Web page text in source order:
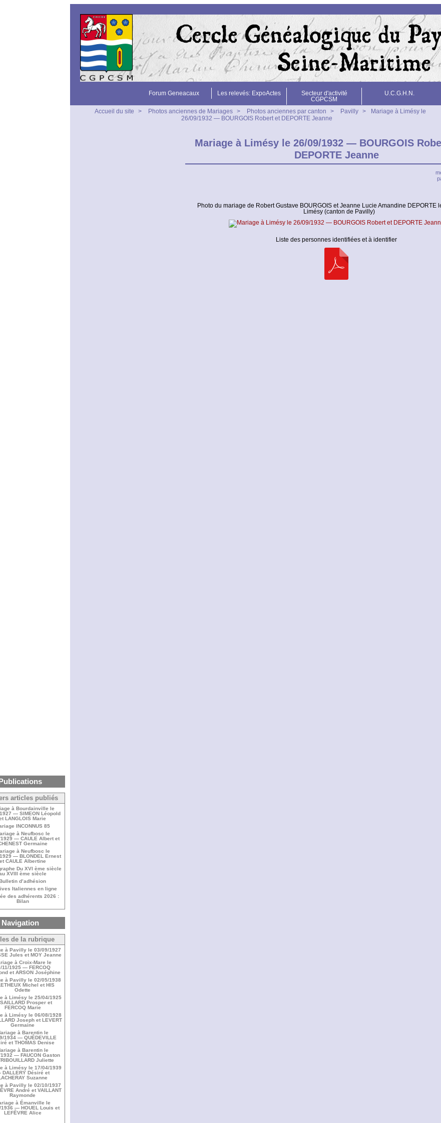
Forum Geneacaux Les relevés: ExpoActes
Secteur d'activité
CGPCSM
U.C.G.H.N.
Accueil du site > Photos anciennes de Mariages > Photos anciennes par canton > Pavilly >
Mariage à Limésy le
26/09/1932 — BOURGOIS Robert et DEPORTE Jeanne
Mariage à Limésy le 26/09/1932 — BOURGOIS
DEPORTE Jeanne
Photo du mariage de Robert Gustave BOURGOIS et Jeanne Lucie Amandine DEPORTE
Limésy (canton de Pavilly)
Liste des personnes identifiées et à identifier
articles publiés
à Bourdainville le
— SIMEON Léopold
LANGLOIS Marie
INCONNUS 85
à Neufbosc le
— CAULE Albert et
Germaine
à Neufbosc le
— BLONDEL Ernest
CAULE Albertine
Du XVI ème siècle
XVIII ème siècle
d’adhésion
Italiennes en ligne
des adhérents 2026 :
Bilan
Navigation
de la rubrique
à Pavilly le 03/09/1927
Jules et MOY Jeanne
à Croix-Mare le
11/1925 — FERCOQ
et ARSON Joséphine
à Pavilly le 02/05/1938
Michel et HIS
Odette
à Limésy le 25/04/1925
Prosper et
FERCOQ Marie
à Limésy le 06/08/1928
Joseph et LEVERT
Germaine
à Barentin le
1934 — QUÉDEVILLE
et THOMAS Denise
à Barentin le
— FAUCON Gaston
Juliette
à Limésy le 17/04/1939
Désiré et
Suzanne
à Pavilly le 02/10/1937
André et VAILLANT
Raymonde
à Émanville le
1936 — HOUEL Louis et
LEFÊVRE Alice